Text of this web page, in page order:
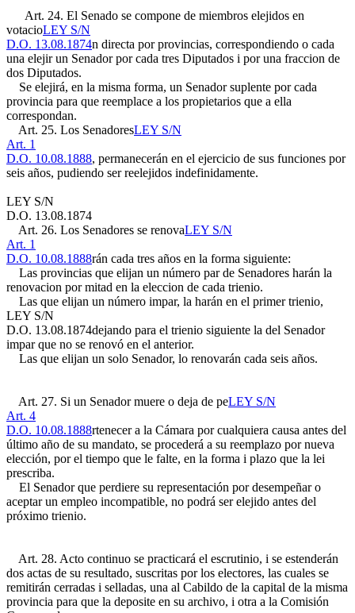
Art. 24. El Senado se compone de miembros elejidos en
votacioLEY S/N
D.O. 13.08.1874n directa por provincias, correspondiendo o cada
una elejir un Senador por cada tres Diputados i por una fraccion de
dos Diputados.
Se elejirá, en la misma forma, un Senador suplente por cada
provincia para que reemplace a los propietarios que a ella
correspondan.
Art. 25. Los SenadoresLEY S/N
Art. 1
D.O. 10.08.1888, permanecerán en el ejercicio de sus funciones por
seis años, pudiendo ser reelejidos indefinidamente.
LEY S/N
D.O. 13.08.1874
Art. 26. Los Senadores se renovaLEY S/N
Art. 1
D.O. 10.08.1888rán cada tres años en la forma siguiente:
Las provincias que elijan un número par de Senadores harán la
renovacion por mitad en la eleccion de cada trienio.
Las que elijan un número impar, la harán en el primer trienio,
LEY S/N
D.O. 13.08.1874dejando para el trienio siguiente la del Senador
impar que no se renovó en el anterior.
Las que elijan un solo Senador, lo renovarán cada seis años.
Art. 27. Si un Senador muere o deja de peLEY S/N
Art. 4
D.O. 10.08.1888rtenecer a la Cámara por cualquiera causa antes del
último año de su mandato, se procederá a su reemplazo por nueva
elección, por el tiempo que le falte, en la forma i plazo que la lei
prescriba.
El Senador que perdiere su representación por desempeñar o
aceptar un empleo incompatible, no podrá ser elejido antes del
próximo trienio.
Art. 28. Acto continuo se practicará el escrutinio, i se estenderán
dos actas de su resultado, suscritas por los electores, las cuales se
remitirán cerradas i selladas, una al Cabildo de la capital de la misma
provincia para que la deposite en su archivo, i otra a la Comisión